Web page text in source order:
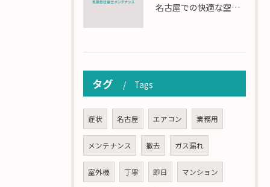
名古屋での快適な空調を実現するエアコンサービスの技術
タグ Tags
症状 名古屋 エアコン 業務用
メンテナンス 撤去 ガス漏れ
室外機 丁寧 即日 マンション